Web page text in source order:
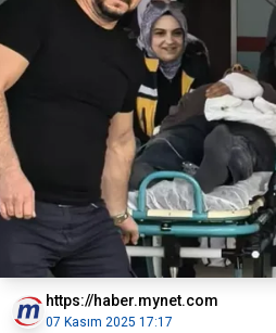
https://haber.mynet.com
07 Kasım 2025 17:17